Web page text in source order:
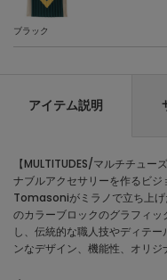
ブラック
アイテム説明
【MULTITUDES/マルチチュー
ナブルアクセサリーを作るビ
Tomasoniがミラノで立ち上げ
のカラーブロックのグラフィ
し、伝統的な職人技やディテ
ンなデザイン、機能性、オリジ